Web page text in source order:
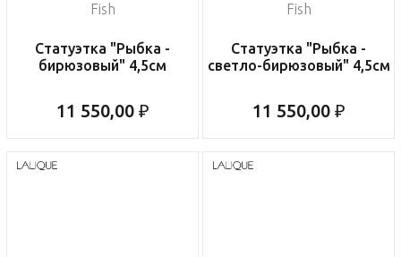
Fish
Статуэтка "Рыбка -
бирюзовый" 4,5см
11 550,00 ₽
Fish
Статуэтка "Рыбка -
светло-бирюзовый" 4,5см
11 550,00 ₽